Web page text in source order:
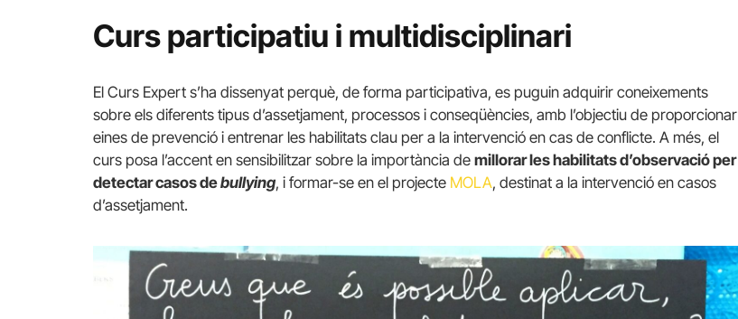
Curs participatiu i multidisciplinari
El Curs Expert s’ha dissenyat perquè, de forma participativa, es puguin adquirir coneixements
sobre els diferents tipus d’assetjament, processos i conseqüències, amb l’objectiu de proporcionar
eines de prevenció i entrenar les habilitats clau per a la intervenció en cas de conflicte. A més, el
curs posa l’accent en sensibilitzar sobre la importància de millorar les habilitats d’observació per
detectar casos debullying, i formar-se en el projecte MOLA, destinat a la intervenció en casos
d’assetjament.